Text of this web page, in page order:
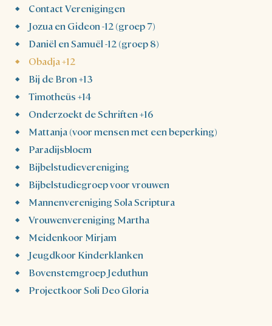
Contact Verenigingen
Jozua en Gideon -12 (groep 7)
Daniël en Samuël -12 (groep 8)
Obadja +12
Bij de Bron +13
Timotheüs +14
Onderzoekt de Schriften +16
Mattanja (voor mensen met een beperking)
Paradijsbloem
Bijbelstudievereniging
Bijbelstudiegroep voor vrouwen
Mannenvereniging Sola Scriptura
Vrouwenvereniging Martha
Meidenkoor Mirjam
Jeugdkoor Kinderklanken
Bovenstemgroep Jeduthun
Projectkoor Soli Deo Gloria